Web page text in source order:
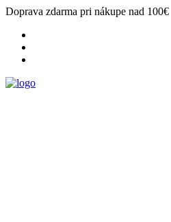
Doprava zdarma pri nákupe nad 100€